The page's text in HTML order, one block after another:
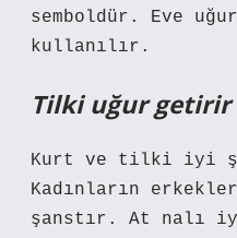
semboldür. Eve
kullanılır.
Tilki uğur getirir
Kurt ve tilki iyi
Kadınların
şanstır. At nalı